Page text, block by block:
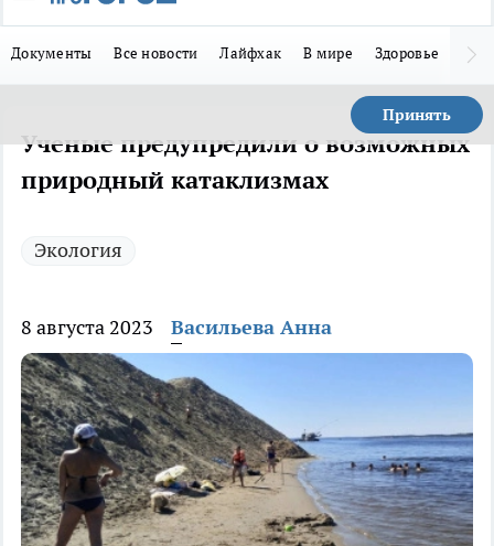
Документы Все новости Лайфхак В мире Здоровье
Принять
Ученые предупредили о возможных
природный катаклизмах
Экология
8 августа 2023 Васильева Анна